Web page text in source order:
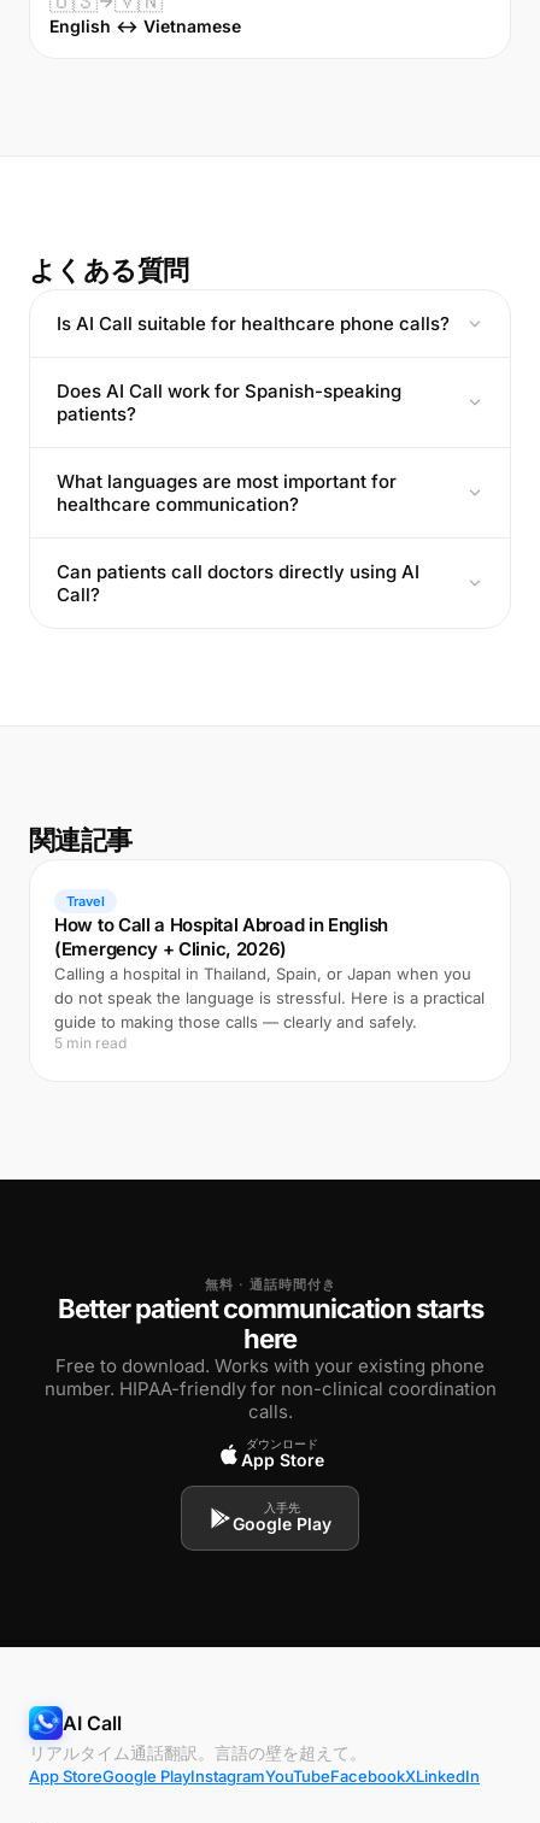
English ↔ Vietnamese
よくある質問
Is AI Call suitable for healthcare phone calls?
Does AI Call work for Spanish-speaking
patients?
What languages are most important for
healthcare communication?
Can patients call doctors directly using AI
Call?
関連記事
Travel
How to Call a Hospital Abroad in English
(Emergency + Clinic, 2026)
Calling a hospital in Thailand, Spain, or Japan when you
do not speak the language is stressful. Here is a practical
guide to making those calls — clearly and safely.
5 min read
無料 · 通話時間付き
Better patient communication starts
here
Free to download. Works with your existing phone
number. HIPAA-friendly for non-clinical coordination
calls.
ダウンロード
App Store
入手先
Google Play
AI Call
リアルタイム通話翻訳。言語の壁を超えて。
App StoreGoogle PlayInstagramYouTubeFacebookXLinkedIn